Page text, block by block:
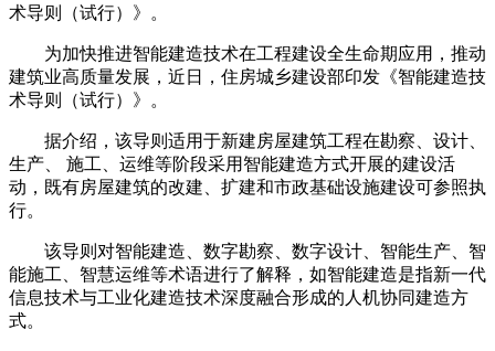
术导则（试行）》。
为加快推进智能建造技术在工程建设全生命期应用，推动
建筑业高质量发展，近日，住房城乡建设部印发《智能建造技
术导则（试行）》。
据介绍，该导则适用于新建房屋建筑工程在勘察、设计、
生产、 施工、运维等阶段采用智能建造方式开展的建设活
动，既有房屋建筑的改建、扩建和市政基础设施建设可参照执
行。
该导则对智能建造、数字勘察、数字设计、智能生产、智
能施工、智慧运维等术语进行了解释，如智能建造是指新一代
信息技术与工业化建造技术深度融合形成的人机协同建造方
式。